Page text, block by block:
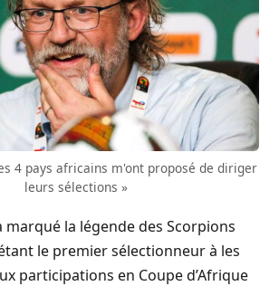
4 pays africains m'ont proposé de diriger
leurs sélections »
marqué la légende des Scorpions
le premier sélectionneur à les
participations en Coupe d’Afrique